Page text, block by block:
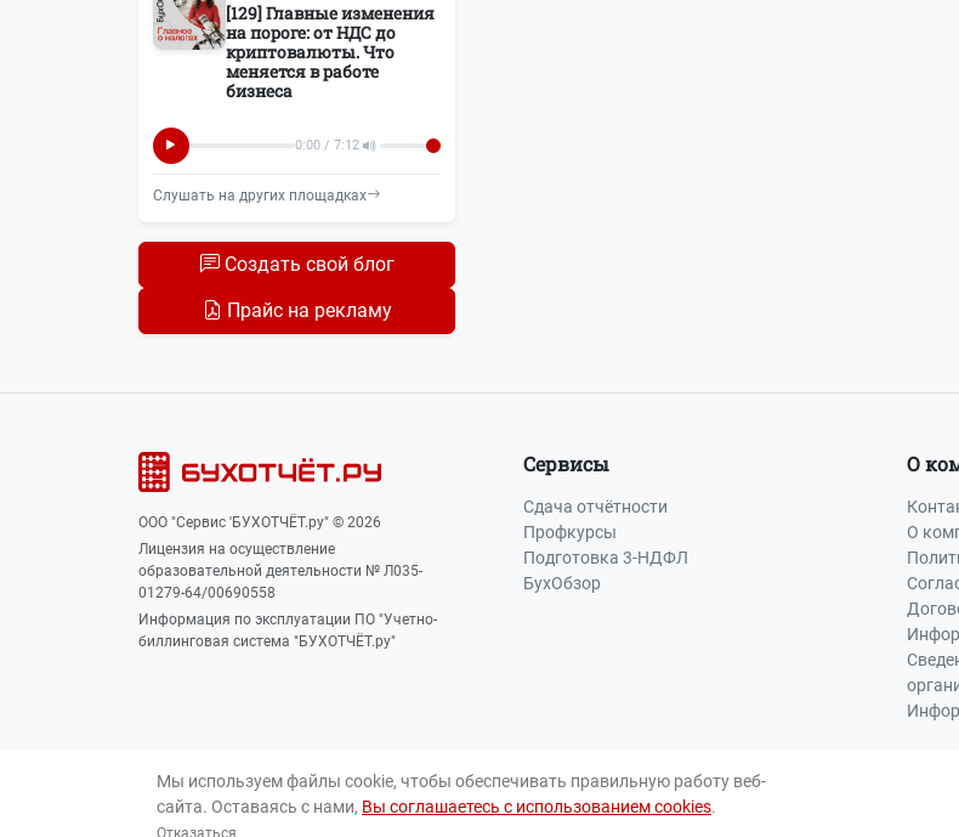
[129] Главные изменения
на пороге: от НДС до
криптовалюты. Что
меняется в работе
бизнеса
0:00 / 7:12
Слушать на других площадках
Создать свой блог
Прайс на рекламу
ООО "Сервис 'БУХОТЧЁТ.ру" © 2026
Лицензия на осуществление
образовательной деятельности № Л035-
01279-64/00690558
Информация по эксплуатации ПО "Учетно-
биллинговая система "БУХОТЧЁТ.ру"
Сервисы
Сдача отчётности
Профкурсы
Подготовка 3-НДФЛ
БухОбзор
О
О
Для лиц 16+
Мы используем файлы cookie, чтобы обеспечивать правильную работу веб-
сайта. Оставаясь с нами, Вы соглашаетесь с использованием cookies.
Отказаться